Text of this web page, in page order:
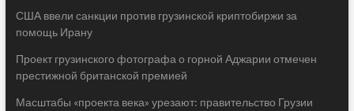
США ввели санкции против грузинской криптобиржи за
помощь Ирану
Проект грузинского фотографа о горной Аджарии отмечен
престижной британской премией
Масштабы «проекта века» урезают: правительство Грузии